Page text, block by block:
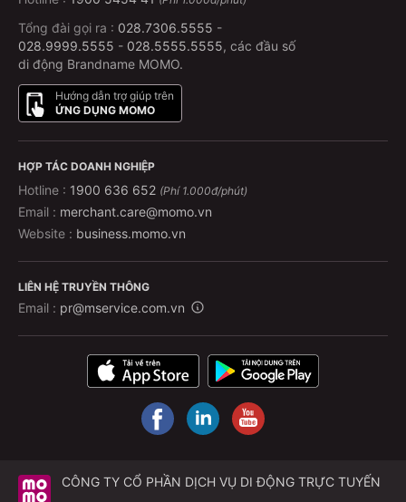
Tổng đài gọi ra : 028.7306.5555 -
028.9999.5555 - 028.5555.5555, các đầu số
di động Brandname MOMO.
Hướng dẫn trợ giúp trên
ỨNG DỤNG MOMO
HỢP TÁC DOANH NGHIỆP
Hotline : 1900 636 652 (Phí 1.000đ/phút)
Email : merchant.care@momo.vn
Website : business.momo.vn
LIÊN HỆ TRUYỀN THÔNG
Email : pr@mservice.com.vn
CÔNG TY CỔ PHẦN DỊCH VỤ DI ĐỘNG TRỰC TUYẾN